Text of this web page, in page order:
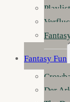
Fantasy Fun
Der